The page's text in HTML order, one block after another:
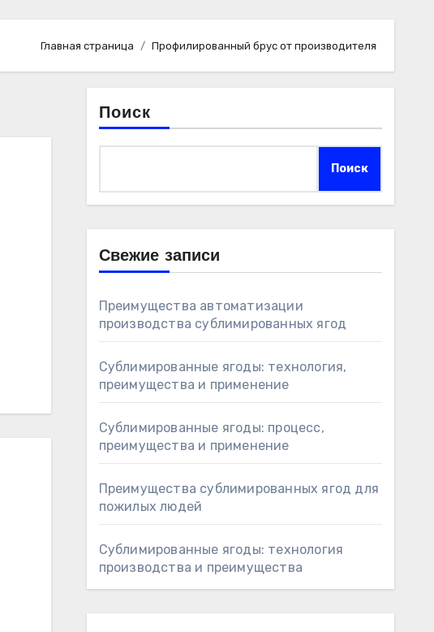
Главная страница Профилированный брус от производителя
Поиск
Поиск
Свежие записи
Преимущества автоматизации
производства сублимированных ягод
Сублимированные ягоды: технология,
преимущества и применение
Сублимированные ягоды: процесс,
преимущества и применение
Преимущества сублимированных ягод для
пожилых людей
Сублимированные ягоды: технология
производства и преимущества